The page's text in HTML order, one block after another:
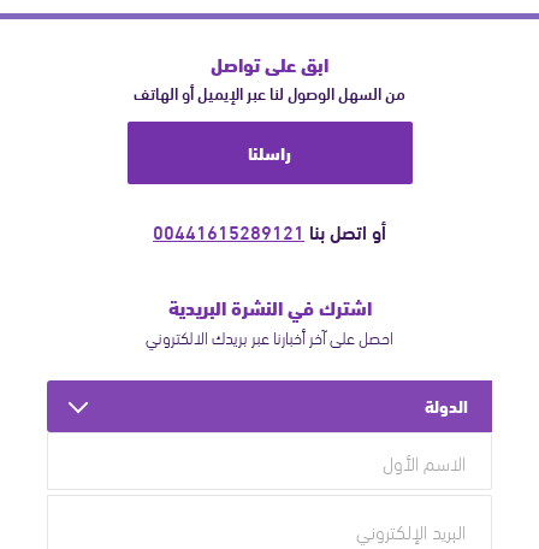
ابق على تواصل
من السهل الوصول لنا عبر الإيميل أو الهاتف
راسلنا
أو اتصل بنا 00441615289121
اشترك في النشرة البريدية
احصل على آخر أخبارنا عبر بريدك الالكتروني
الدولة